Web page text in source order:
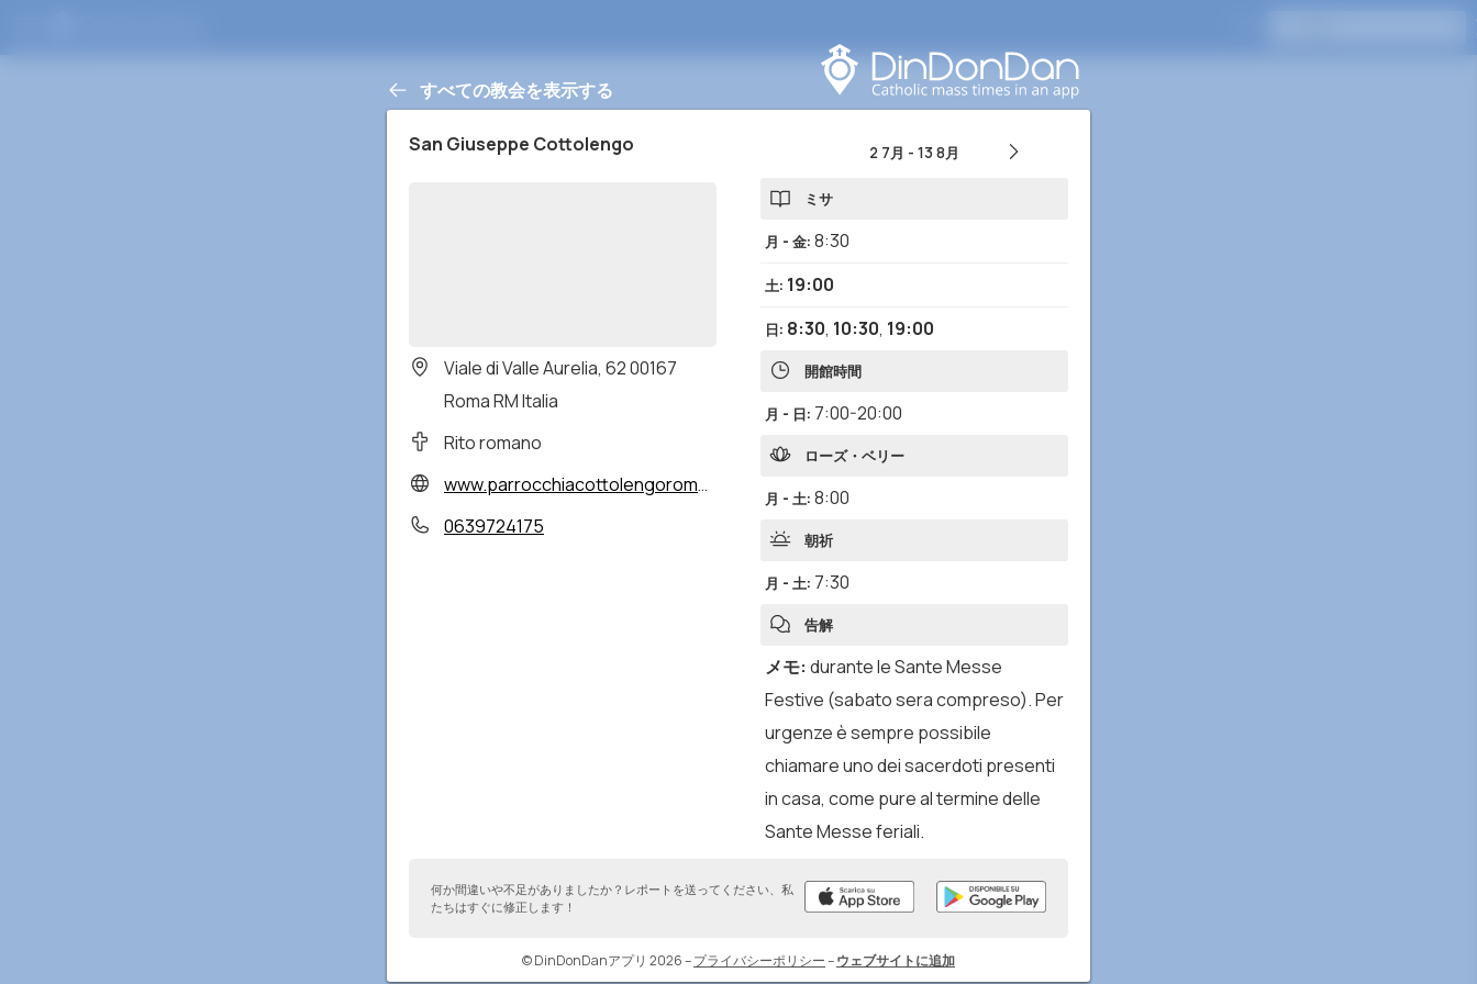
すべての教会を表示する
San Giuseppe Cottolengo
Viale di Valle Aurelia, 62 00167
Roma RM Italia
Rito romano
www.parrocchiacottolengoroma.it
0639724175
2 7月 - 13 8月
ミサ
月 - 金: 8:30
土: 19:00
日: 8:30, 10:30, 19:00
開館時間
月 - 日: 7:00-20:00
ローズ・ベリー
月 - 土: 8:00
朝祈
月 - 土: 7:30
告解
メモ: durante le Sante Messe
Festive (sabato sera compreso). Per
urgenze è sempre possibile
chiamare uno dei sacerdoti presenti
in casa, come pure al termine delle
Sante Messe feriali.
何か間違いや不足がありましたか？レポートを送ってください、私
たちはすぐに修正します！
© DinDonDanアプリ 2026–プライバシーポリシー–ウェブサイトに追加